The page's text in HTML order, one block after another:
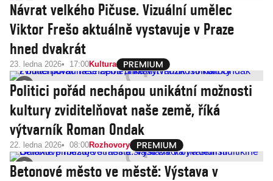
Návrat velkého Pičuse. Vizuální umělec
Viktor Frešo aktuálně vystavuje v Praze
hned dvakrát
23. ledna 2026 17:00Kultura
Politici pořád nechápou unikátní možnosti
kultury zviditelňovat naše země, říká
výtvarník Roman Ondak
22. ledna 2026 08:00Rozhovory
Betonové město ve městě: Výstava v